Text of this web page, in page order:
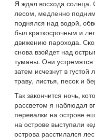
Я ждал восхода солнца.
лесом, медленно
поднялся над водой,
был краткосрочным и
движению парохода.
снова взойдет над
туманы. Они устремятся
затем исчезнут в
траву, листья, песок и
Так закончится ночь,
рассветом я наблюдал
перевалки на острове
на острове выступали
острова расстилался